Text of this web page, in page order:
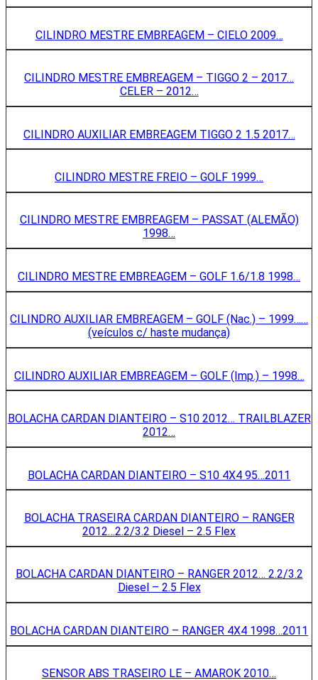
CILINDRO MESTRE EMBREAGEM – CIELO 2009…
CILINDRO MESTRE EMBREAGEM – TIGGO 2 – 2017…
CELER – 2012…
CILINDRO AUXILIAR EMBREAGEM TIGGO 2 1.5 2017…
CILINDRO MESTRE FREIO – GOLF 1999…
CILINDRO MESTRE EMBREAGEM – PASSAT (ALEMÃO)
1998…
CILINDRO MESTRE EMBREAGEM – GOLF 1.6/1.8 1998…
CILINDRO AUXILIAR EMBREAGEM – GOLF (Nac.) – 1999……
(veí­culos c/ haste mudança)
CILINDRO AUXILIAR EMBREAGEM – GOLF (Imp.) – 1998…
BOLACHA CARDAN DIANTEIRO – S10 2012… TRAILBLAZER
2012…
BOLACHA CARDAN DIANTEIRO – S10 4X4 95…2011
BOLACHA TRASEIRA CARDAN DIANTEIRO – RANGER
2012…2.2/3.2 Diesel – 2.5 Flex
BOLACHA CARDAN DIANTEIRO – RANGER 2012… 2.2/3.2
Diesel – 2.5 Flex
BOLACHA CARDAN DIANTEIRO – RANGER 4X4 1998…2011
SENSOR ABS TRASEIRO LE – AMAROK 2010…